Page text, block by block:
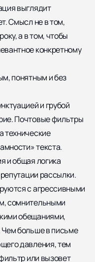
выглядит
Смысл не в том,
а в том, чтобы
конкретному
понятным и без
и грубой
Почтовые фильтры
технические
текста.
и общая логика
рассылки.
с агрессивными
сомнительными
обещаниями,
больше в письме
давления, тем
или вызовет